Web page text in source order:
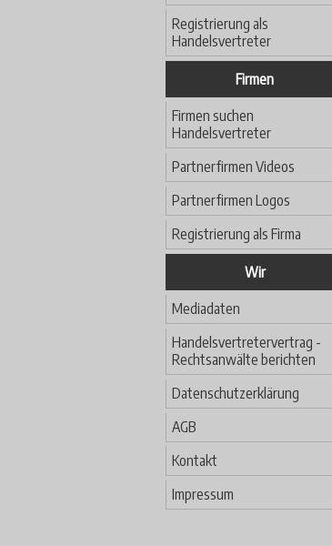
Registrierung als
Handelsvertreter
Firmen
Firmen suchen
Handelsvertreter
Partnerfirmen Videos
Partnerfirmen Logos
Registrierung als Firma
Wir
Mediadaten
Handelsvertretervertrag -
Rechtsanwälte berichten
Datenschutzerklärung
AGB
Kontakt
Impressum